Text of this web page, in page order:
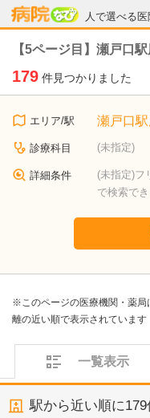
人で選べる
病院なび
【5ページ目】瀬戸口
179 件見つかりました
エリア/駅 瀬戸口駅
診療科目 (未指定)
詳細条件
(未指定)フ
で検索で
※このページの医療機関・薬局
離の近い順で表示されています
一覧表示
駅から近い順に179